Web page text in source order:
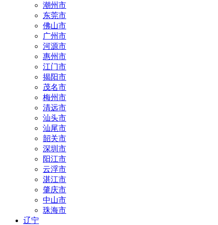
潮州市
东莞市
佛山市
广州市
河源市
惠州市
江门市
揭阳市
茂名市
梅州市
清远市
汕头市
汕尾市
韶关市
深圳市
阳江市
云浮市
湛江市
肇庆市
中山市
珠海市
辽宁